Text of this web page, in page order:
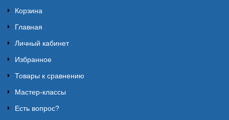
Корзина
Главная
Личный кабинет
Избранное
Товары к сравнению
Мастер-классы
Есть вопрос?